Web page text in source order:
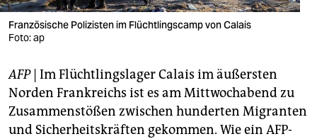
verlag
verlag
veranstaltungen
shop
fragen & hilfe
Französische Polizisten im Flüchtlingscamp von Calais
Foto: ap
AFP| Im Flüchtlingslager Calais im äußersten
Norden Frankreichs ist es am Mittwochabend zu
Zusammenstößen zwischen hunderten Migranten
und Sicherheitskräften gekommen. Wie ein AFP-